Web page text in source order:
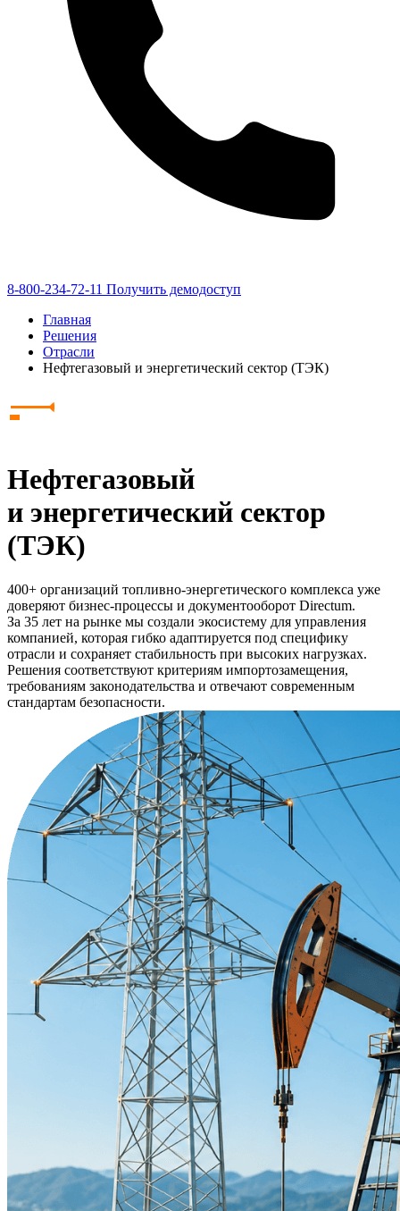
8-800-234-72-11 Получить демодоступ
Главная
Решения
Отрасли
Нефтегазовый и энергетический сектор (ТЭК)
Нефтегазовый
и энергетический сектор
(ТЭК)
400+ организаций топливно-энергетического комплекса уже
доверяют бизнес-процессы и документооборот Directum.
За 35 лет на рынке мы создали экосистему для управления
компанией, которая гибко адаптируется под специфику
отрасли и сохраняет стабильность при высоких нагрузках.
Решения соответствуют критериям импортозамещения,
требованиям законодательства и отвечают современным
стандартам безопасности.